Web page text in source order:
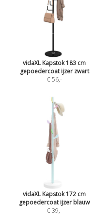
vidaXL Kapstok 183 cm
gepoedercoat ijzer zwart
€ 56,-
vidaXL Kapstok 172 cm
gepoedercoat ijzer blauw
€ 39,-